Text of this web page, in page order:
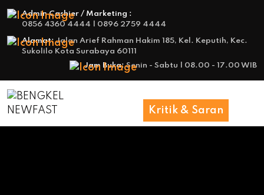
Admin Cashier / Marketing :
0856 4360 4444 | 0896 2759 4444
Alamat:Jalan Arief Rahman Hakim 185, Kel. Keputih, Kec.
Sukolilo Kota Surabaya 60111
Jam Buka:Senin - Sabtu | 08.00 - 17.00 WIB
Kritik & Saran